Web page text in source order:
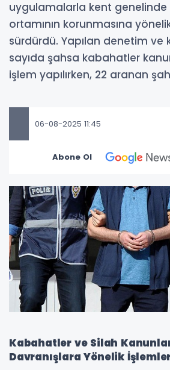
uygulamalarla kent genelinde
ortamının korunmasına
sürdürdü. Yapılan denetim
sayıda şahsa kabahatler
işlem yapılırken, 22 aranan
06-08-2025 11:45
Abone Ol
Kabahatler ve Silah
Davranışlara Yönelik